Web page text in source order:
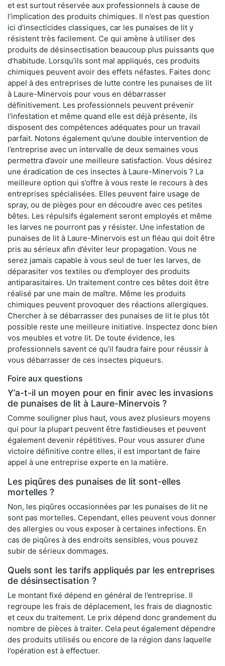
et est surtout réservée aux professionnels à cause de
l’implication des produits chimiques. Il n’est pas question
ici d’insecticides classiques, car les punaises de lit y
résistent très facilement. Ce qui amène à utiliser des
produits de désinsectisation beaucoup plus puissants que
d’habitude. Lorsqu’ils sont mal appliqués, ces produits
chimiques peuvent avoir des effets néfastes. Faites donc
appel à des entreprises de lutte contre les punaises de lit
à Laure-Minervois pour vous en débarrasser
définitivement. Les professionnels peuvent prévenir
l'infestation et même quand elle est déjà présente, ils
disposent des compétences adéquates pour un travail
parfait. Notons également qu’une double intervention de
l’entreprise avec un intervalle de deux semaines vous
permettra d’avoir une meilleure satisfaction. Vous désirez
une éradication de ces insectes à Laure-Minervois ? La
meilleure option qui s’offre à vous reste le recours à des
entreprises spécialisées. Elles peuvent faire usage de
spray, ou de pièges pour en découdre avec ces petites
bêtes. Les répulsifs également seront employés et même
les larves ne pourront pas y résister. Une infestation de
punaises de lit à Laure-Minervois est un fléau qui doit être
pris au sérieux afin d’éviter leur propagation. Vous ne
serez jamais capable à vous seul de tuer les larves, de
déparasiter vos textiles ou d’employer des produits
antiparasitaires. Un traitement contre ces bêtes doit être
réalisé par une main de maître. Même les produits
chimiques peuvent provoquer des réactions allergiques.
Chercher à se débarrasser des punaises de lit le plus tôt
possible reste une meilleure initiative. Inspectez donc bien
vos meubles et votre lit. De toute évidence, les
professionnels savent ce qu’il faudra faire pour réussir à
vous débarrasser de ces insectes piqueurs.
Foire aux questions
Y’a-t-il un moyen pour en finir avec les invasions
de punaises de lit à Laure-Minervois ?
Comme souligner plus haut, vous avez plusieurs moyens
qui pour la plupart peuvent être fastidieuses et peuvent
également devenir répétitives. Pour vous assurer d’une
victoire définitive contre elles, il est important de faire
appel à une entreprise experte en la matière.
Les piqûres des punaises de lit sont-elles
mortelles ?
Non, les piqûres occasionnées par les punaises de lit ne
sont pas mortelles. Cependant, elles peuvent vous donner
des allergies ou vous exposer à certaines infections. En
cas de piqûres à des endroits sensibles, vous pouvez
subir de sérieux dommages.
Quels sont les tarifs appliqués par les entreprises
de désinsectisation ?
Le montant fixé dépend en général de l’entreprise. Il
regroupe les frais de déplacement, les frais de diagnostic
et ceux du traitement. Le prix dépend donc grandement du
nombre de pièces à traiter. Cela peut également dépendre
des produits utilisés ou encore de la région dans laquelle
l’opération est à effectuer.